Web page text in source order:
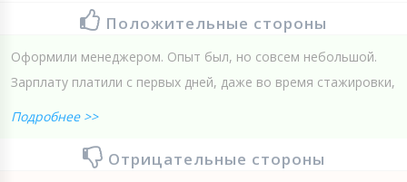
Положительные стороны
Оформили менеджером. Опыт был, но совсем небольшой.
Зарплату платили с первых дней, даже во время стажировки,
Подробнее >>
Отрицательные стороны